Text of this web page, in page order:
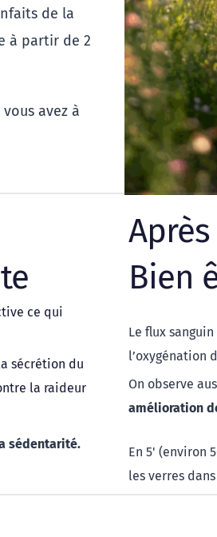
de la
à partir de 2
avez à
ce qui
sécrétion du
la raideur
sédentarité.
Après
Bien
Le flux
l’oxygénation
amélioration
En 5' (environ
les verres